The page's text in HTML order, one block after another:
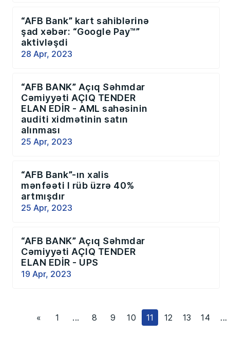
“AFB Bank” kart sahiblərinə
şad xəbər: “Google Pay™”
aktivləşdi
28 Apr, 2023
“AFB BANK” Açıq Səhmdar
Cəmiyyəti AÇIQ TENDER
ELAN EDİR - AML sahəsinin
auditi xidmətinin satın
alınması
25 Apr, 2023
“AFB Bank”-ın xalis
mənfəəti I rüb üzrə 40%
artmışdır
25 Apr, 2023
“AFB BANK” Açıq Səhmdar
Cəmiyyəti AÇIQ TENDER
ELAN EDİR - UPS
19 Apr, 2023
« 1 ... 8 9 10 11 12 13 14 ...